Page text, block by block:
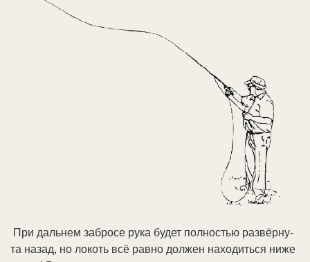
При даль­нем за­бро­се ру­ка бу­дет пол­но­стью раз­вёр­ну­
та на­зад, но ло­коть всё рав­но долже­н на­хо­дить­ся ни­же